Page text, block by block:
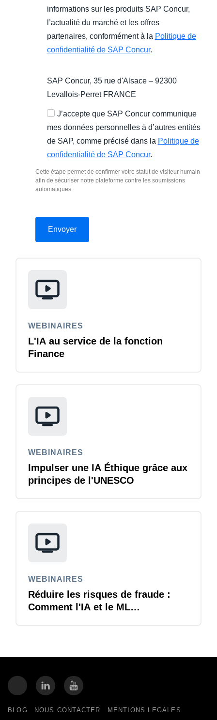
informations sur les produits SAP Concur,
l’actualité du marché et les offres
partenaires, conformément à la Politique de
confidentialité de SAP Concur.
SAP Concur, 35 rue d'Alsace – 92300
Levallois-Perret FRANCE
J’accepte que SAP Concur communique
mes données personnelles à d’autres entités
de SAP, comme précisé dans la Politique de
confidentialité de SAP Concur.
Cette étape permet de confirmer votre statut de visiteur humain
afin de sécuriser notre plateforme contre les soumissions
automatiques.
WEBINAIRES
L'IA au service de la fonction
Finance
WEBINAIRES
Impulser une IA Éthique grâce aux
principes de l'UNESCO
WEBINAIRES
Réduire les risques de fraude :
Comment l'IA et le ML
BLOG NOUS CONTACTER MENTIONS LEGALES